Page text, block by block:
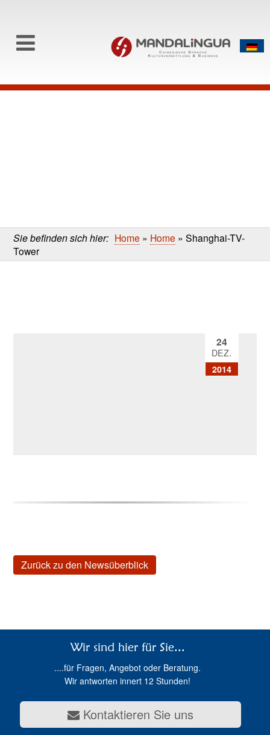
to
Skip to content
Sie befinden sich hier: Home » Home »Shanghai-TV-
Tower
24
DEZ.
2014
Zurück zu den Newsüberblick
Wir sind hier für Sie...
....für Fragen, Angebot oder Beratung.
Wir antworten innert 12 Stunden!
Kontaktieren Sie uns